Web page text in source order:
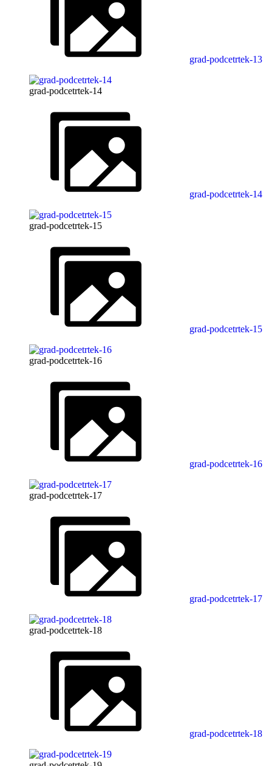
grad-podcetrtek-13
grad-podcetrtek-14
grad-podcetrtek-14
grad-podcetrtek-15
grad-podcetrtek-15
grad-podcetrtek-16
grad-podcetrtek-16
grad-podcetrtek-17
grad-podcetrtek-17
grad-podcetrtek-18
grad-podcetrtek-18